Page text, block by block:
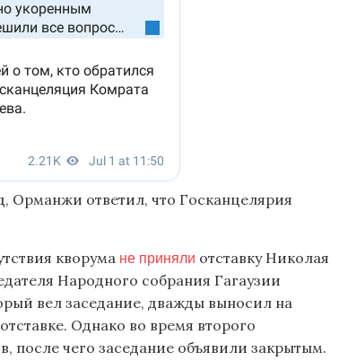
Орманжи ответил, что Госканцелярия
кворума не приняли отставку Николая
Народного собрания Гагаузии
вел заседание, дважды выносил на
Однако во время второго
после чего заседание объявили закрытым.